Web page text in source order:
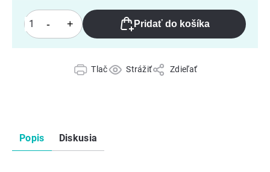
Pridať do košíka
Tlač Strážiť Zdieľať
Popis Diskusia